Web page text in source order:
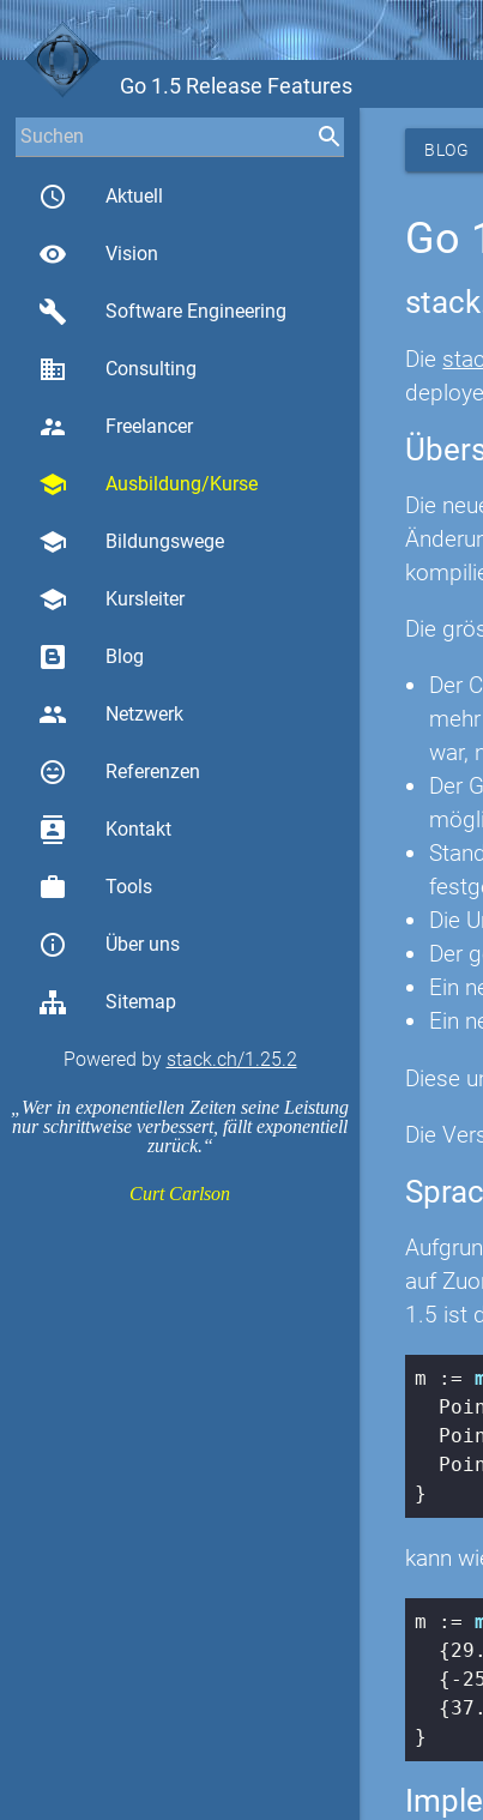
Go 1.5 Release Features
access_time Aktuell
visibility Vision
build Software Engineering
business Consulting
supervisor_account Freelancer
school Ausbildung/Kurse
school Bildungswege
school Kursleiter
Blog
group Netzwerk
sentiment_very_satisfied Referenzen
contacts Kontakt
work Tools
info_outline Über uns
Sitemap
Powered by stack.ch/1.25.2
Wer in exponentiellen Zeiten seine Leistung
nur schrittweise verbessert, fällt exponentiell
zurück.
Curt Carlson
BLOG
Go
Die
Die
Die
Der
war,
Der
Die
Der
Ein
Ein
Diese
Die
auf
1.5 ist
m :=
}
kann
m :=
  {
  {
-
  {
}